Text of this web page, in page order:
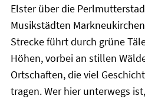
Elster über die
Musikstädten
Strecke führt durch grüne
Höhen, vorbei an stillen
Ortschaften, die viel
tragen. Wer hier unterwegs